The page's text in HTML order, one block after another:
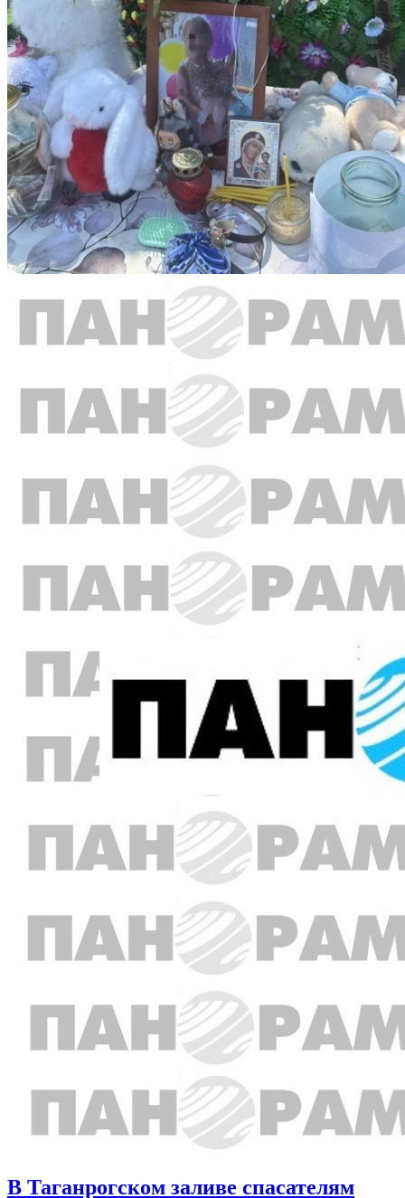
В Таганрогском заливе спасателям